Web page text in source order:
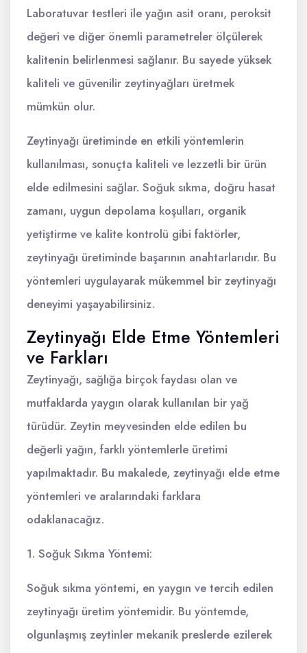
Laboratuvar testleri ile yağın asit oranı, peroksit
değeri ve diğer önemli parametreler ölçülerek
kalitenin belirlenmesi sağlanır. Bu sayede yüksek
kaliteli ve güvenilir zeytinyağları üretmek
mümkün olur.
Zeytinyağı üretiminde en etkili yöntemlerin
kullanılması, sonuçta kaliteli ve lezzetli bir ürün
elde edilmesini sağlar. Soğuk sıkma, doğru hasat
zamanı, uygun depolama koşulları, organik
yetiştirme ve kalite kontrolü gibi faktörler,
zeytinyağı üretiminde başarının anahtarlarıdır. Bu
yöntemleri uygulayarak mükemmel bir zeytinyağı
deneyimi yaşayabilirsiniz.
Zeytinyağı Elde Etme Yöntemleri
ve Farkları
Zeytinyağı, sağlığa birçok faydası olan ve
mutfaklarda yaygın olarak kullanılan bir yağ
türüdür. Zeytin meyvesinden elde edilen bu
değerli yağın, farklı yöntemlerle üretimi
yapılmaktadır. Bu makalede, zeytinyağı elde etme
yöntemleri ve aralarındaki farklara
odaklanacağız.
1. Soğuk Sıkma Yöntemi:
Soğuk sıkma yöntemi, en yaygın ve tercih edilen
zeytinyağı üretim yöntemidir. Bu yöntemde,
olgunlaşmış zeytinler mekanik preslerde ezilerek